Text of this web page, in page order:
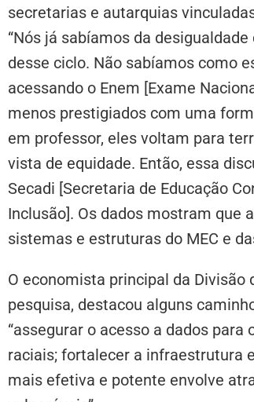
secretarias e autarquias
“Nós já sabíamos da
desse ciclo. Não sabíamos como
acessando o Enem [Exame
menos prestigiados com uma
em professor, eles voltam para
vista de equidade. Então, essa
Secadi [Secretaria de Educação
Inclusão]. Os dados mostram que
sistemas e estruturas do MEC e
O economista principal da Divisão
pesquisa, destacou alguns
“assegurar o acesso a dados
raciais; fortalecer a infraestrutura
mais efetiva e potente envolve